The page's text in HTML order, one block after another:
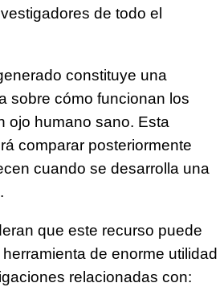
de todo el
constituye una
sobre cómo funcionan los
ojo humano sano. Esta
comparar posteriormente
cuando se desarrolla una
que este recurso puede
de enorme utilidad
relacionadas con: